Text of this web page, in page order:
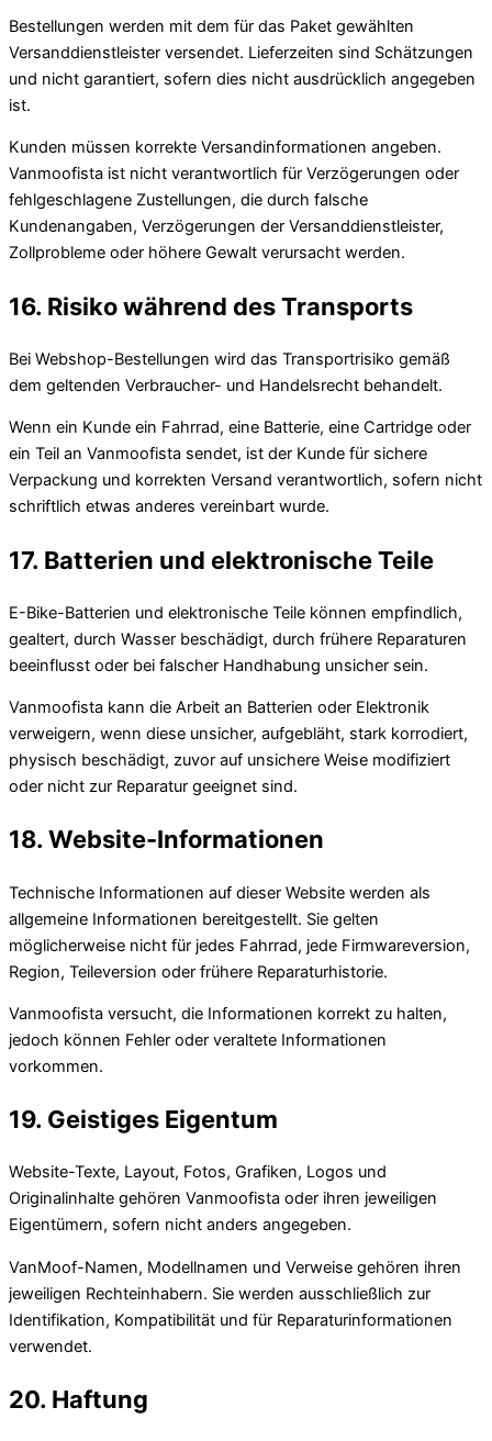
Bestellungen werden mit dem für das Paket gewählten
Versanddienstleister versendet. Lieferzeiten sind Schätzungen
und nicht garantiert, sofern dies nicht ausdrücklich angegeben
ist.
Kunden müssen korrekte Versandinformationen angeben.
Vanmoofista ist nicht verantwortlich für Verzögerungen oder
fehlgeschlagene Zustellungen, die durch falsche
Kundenangaben, Verzögerungen der Versanddienstleister,
Zollprobleme oder höhere Gewalt verursacht werden.
16. Risiko während des Transports
Bei Webshop-Bestellungen wird das Transportrisiko gemäß
dem geltenden Verbraucher- und Handelsrecht behandelt.
Wenn ein Kunde ein Fahrrad, eine Batterie, eine Cartridge oder
ein Teil an Vanmoofista sendet, ist der Kunde für sichere
Verpackung und korrekten Versand verantwortlich, sofern nicht
schriftlich etwas anderes vereinbart wurde.
17. Batterien und elektronische Teile
E-Bike-Batterien und elektronische Teile können empfindlich,
gealtert, durch Wasser beschädigt, durch frühere Reparaturen
beeinflusst oder bei falscher Handhabung unsicher sein.
Vanmoofista kann die Arbeit an Batterien oder Elektronik
verweigern, wenn diese unsicher, aufgebläht, stark korrodiert,
physisch beschädigt, zuvor auf unsichere Weise modifiziert
oder nicht zur Reparatur geeignet sind.
18. Website-Informationen
Technische Informationen auf dieser Website werden als
allgemeine Informationen bereitgestellt. Sie gelten
möglicherweise nicht für jedes Fahrrad, jede Firmwareversion,
Region, Teileversion oder frühere Reparaturhistorie.
Vanmoofista versucht, die Informationen korrekt zu halten,
jedoch können Fehler oder veraltete Informationen
vorkommen.
19. Geistiges Eigentum
Website-Texte, Layout, Fotos, Grafiken, Logos und
Originalinhalte gehören Vanmoofista oder ihren jeweiligen
Eigentümern, sofern nicht anders angegeben.
VanMoof-Namen, Modellnamen und Verweise gehören ihren
jeweiligen Rechteinhabern. Sie werden ausschließlich zur
Identifikation, Kompatibilität und für Reparaturinformationen
verwendet.
20. Haftung